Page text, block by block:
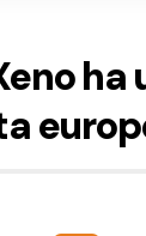
ha